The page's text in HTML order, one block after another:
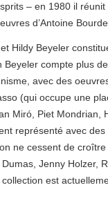
– en 1980 il
d’Antoine
Hildy Beyeler
compte plus
avec des
(qui occupe une
Miró, Piet Mondrian,
représenté avec
ne cessent de
Jenny Holzer,
est